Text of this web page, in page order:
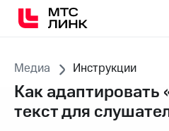
Медиа Инструкции
Как адаптировать
текст для